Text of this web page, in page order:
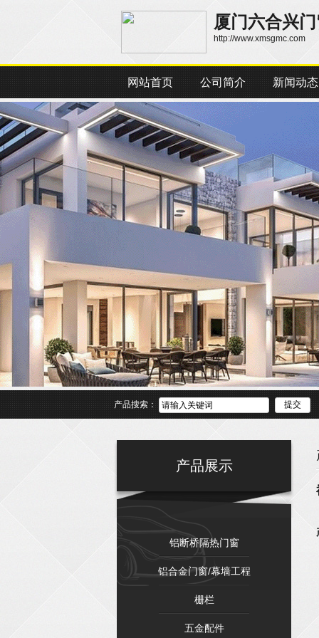
厦门六合兴
http://www.xmsgmc.com
网站首页 公司简介 新闻动态
产品搜索：
产品展示
铝断桥隔热门窗
铝合金门窗/幕墙工程
栅栏
五金配件